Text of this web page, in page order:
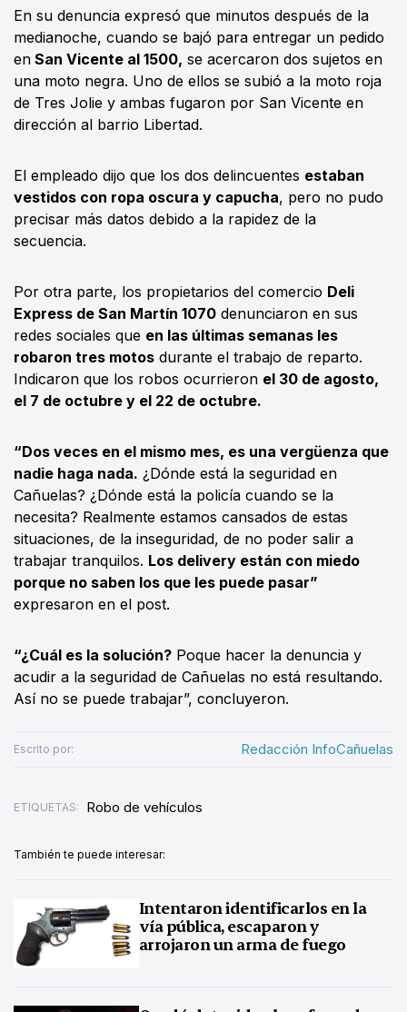
En su denuncia expresó que minutos después de la
medianoche, cuando se bajó para entregar un pedido
en San Vicente al 1500, se acercaron dos sujetos en
una moto negra. Uno de ellos se subió a la moto roja
de Tres Jolie y ambas fugaron por San Vicente en
dirección al barrio Libertad.
El empleado dijo que los dos delincuentes estaban
vestidos con ropa oscura y capucha, pero no pudo
precisar más datos debido a la rapidez de la
secuencia.
Por otra parte, los propietarios del comercio Deli
Express de San Martín 1070 denunciaron en sus
redes sociales que en las últimas semanas les
robaron tres motos durante el trabajo de reparto.
Indicaron que los robos ocurrieron el 30 de agosto,
el 7 de octubre y el 22 de octubre.
“Dos veces en el mismo mes, es una vergüenza que
nadie haga nada. ¿Dónde está la seguridad en
Cañuelas? ¿Dónde está la policía cuando se la
necesita? Realmente estamos cansados de estas
situaciones, de la inseguridad, de no poder salir a
trabajar tranquilos. Los delivery están con miedo
porque no saben los que les puede pasar”
expresaron en el post.
“¿Cuál es la solución? Poque hacer la denuncia y
acudir a la seguridad de Cañuelas no está resultando.
Así no se puede trabajar”, concluyeron.
Escrito por: Redacción InfoCañuelas
ETIQUETAS: Robo de vehículos
También te puede interesar:
Intentaron identificarlos en la
vía pública, escaparon y
arrojaron un arma de fuego